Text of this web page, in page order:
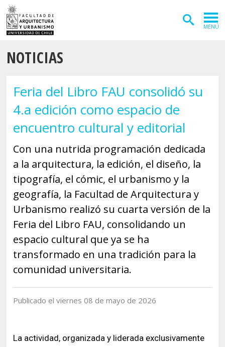
MENÚ
POSTGRADOS
INVESTIGACIÓN
DEPARTAMENTOS
Arquitectura
Geografía
Urbanismo
INSTITUTOS
Vivienda
Historia y Patrimonio
FACULTAD
Estudiantes
Académicos
Funcionarios
Egresados
NOTICIAS
Feria del Libro FAU consolidó su
4.a edición como espacio de
encuentro cultural y editorial
Con una nutrida programación dedicada
a la arquitectura, la edición, el diseño, la
tipografía, el cómic, el urbanismo y la
geografía, la Facultad de Arquitectura y
Urbanismo realizó su cuarta versión de la
Feria del Libro FAU, consolidando un
espacio cultural que ya se ha
transformado en una tradición para la
comunidad universitaria.
Publicado el viernes 08 de mayo de 2026
La actividad, organizada y liderada exclusivamente